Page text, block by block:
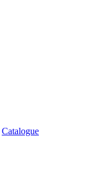
Catalogue